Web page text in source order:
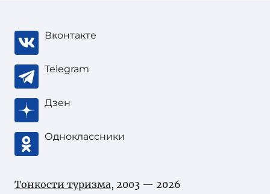
Вконтакте
Telegram
Дзен
Одноклассники
Тонкости туризма, 2003 — 2026